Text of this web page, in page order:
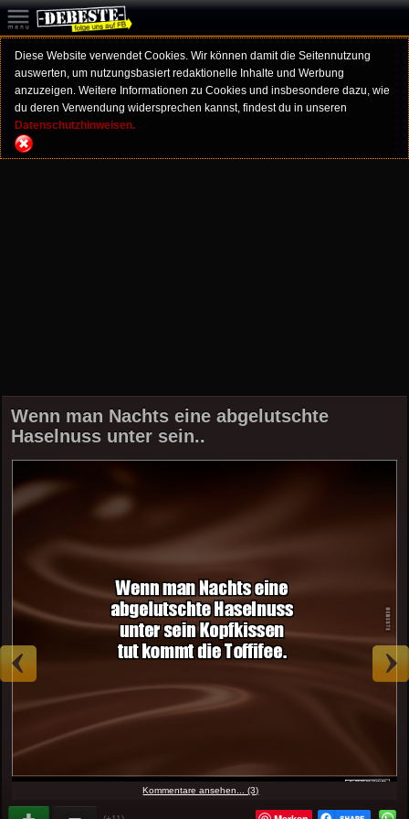
Diese Website verwendet Cookies. Wir können damit die Seitennutzung
auswerten, um nutzungsbasiert redaktionelle Inhalte und Werbung
anzuzeigen. Weitere Informationen zu Cookies und insbesondere dazu, wie
du deren Verwendung widersprechen kannst, findest du in unseren
Datenschutzhinweisen.
Wenn man Nachts eine abgelutschte
Haselnuss unter sein..
Kommentare ansehen... (3)